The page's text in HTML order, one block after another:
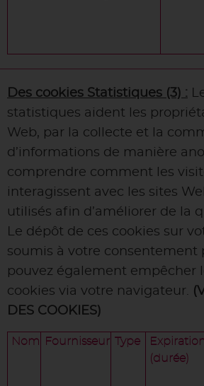
Des cookies Statistiques (3) :
statistiques aident les
Web, par la collecte et la
d’informations de manière
comprendre comment les
interagissent avec les sites
utilisés afin d’améliorer de la
Le dépôt de ces cookies sur
soumis à votre consentement
pouvez également empêcher
cookies via votre navigateur.
DES COOKIES)
Nom Fournisseur Type
(durée)